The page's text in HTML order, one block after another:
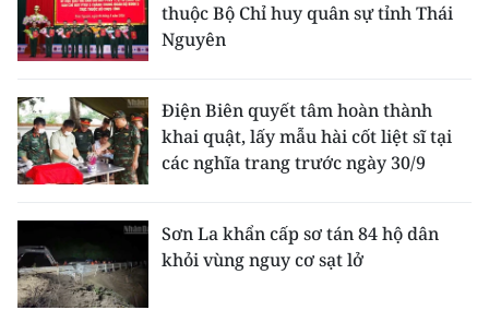
thuộc Bộ Chỉ huy quân sự tỉnh Thái
Nguyên
Điện Biên quyết tâm hoàn thành
khai quật, lấy mẫu hài cốt liệt sĩ tại
các nghĩa trang trước ngày 30/9
Sơn La khẩn cấp sơ tán 84 hộ dân
khỏi vùng nguy cơ sạt lở